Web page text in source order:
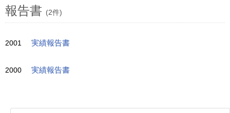
報告書 (2件)
2001 実績報告書
2000 実績報告書